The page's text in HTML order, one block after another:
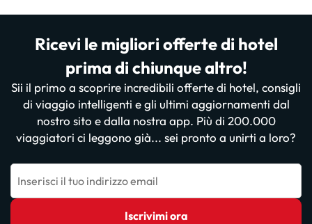
Ricevi le migliori offerte di hotel
prima di chiunque altro!
Sii il primo a scoprire incredibili offerte di hotel, consigli
di viaggio intelligenti e gli ultimi aggiornamenti dal
nostro sito e dalla nostra app. Più di 200.000
viaggiatori ci leggono già... sei pronto a unirti a loro?
Inserisci il tuo indirizzo email
Iscrivimi ora